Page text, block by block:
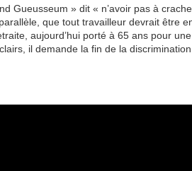
Gueusseum » dit « n’avoir pas à
que tout travailleur devrait être
aujourd’hui porté à 65 ans pour
il demande la fin de la